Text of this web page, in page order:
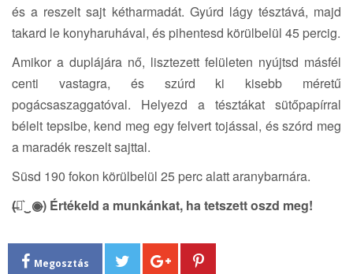
és a reszelt sajt kétharmadát. Gyúrd lágy tésztává, majd
takard le konyharuhával, és pihentesd körülbelül 45 percig.
Amikor a duplájára nő, lisztezett felületen nyújtsd másfél
centi vastagra, és szúrd ki kisebb méretű
pogácsaszaggatóval. Helyezd a tésztákat sütőpapírral
bélelt tepsibe, kend meg egy felvert tojással, és szórd meg
a maradék reszelt sajttal.
Süsd 190 fokon körülbelül 25 perc alatt aranybarnára.
(̶◉͛‿◉̶) Értékeld a munkánkat, ha tetszett oszd meg!
Megosztás